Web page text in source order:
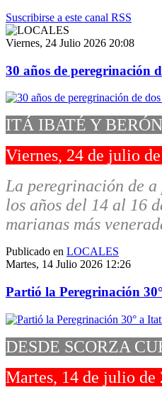
Suscribirse a este canal RSS
Viernes, 24 Julio 2026 20:08
30 años de peregrinación
ITÁ IBATÉ Y
Viernes, 24 de julio
La peregrinación de a
los años del 14 al 16
marianas más
Publicado en LOCALES
Martes, 14 Julio 2026 12:26
Partió la Peregrinación
DESDE SCORZA
Martes, 14 de julio de